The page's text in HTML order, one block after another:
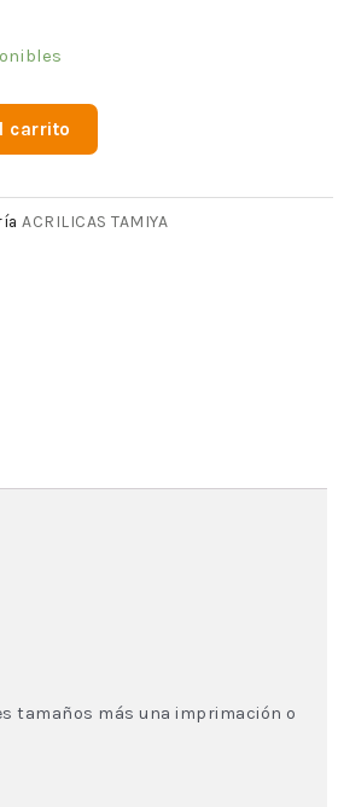
carrito
ACRILICAS TAMIYA
tamaños más una imprimación o